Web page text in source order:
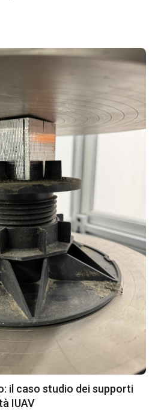
il caso studio dei supporti
IUAV